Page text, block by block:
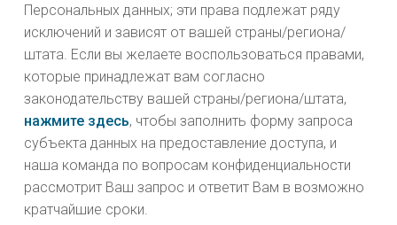
Персональных данных; эти права подлежат ряду
исключений и зависят от вашей страны/региона/
штата. Если вы желаете воспользоваться правами,
которые принадлежат вам согласно
законодательству вашей страны/региона/штата,
нажмите здесь, чтобы заполнить форму запроса
субъекта данных на предоставление доступа, и
наша команда по вопросам конфиденциальности
рассмотрит Ваш запрос и ответит Вам в возможно
кратчайшие сроки.